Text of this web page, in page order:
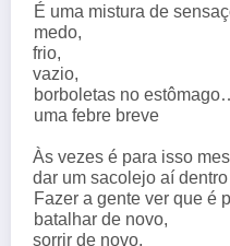
É uma mistura de
medo,
frio,
vazio,
borboletas no
uma febre breve
Às vezes é para isso
dar um sacolejo aí dentro
Fazer a gente ver que é
batalhar de novo,
sorrir de novo,